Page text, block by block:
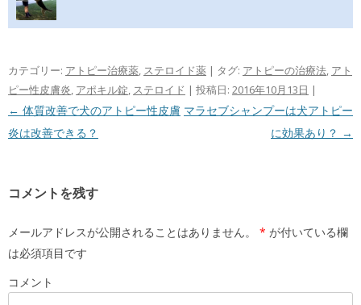
カテゴリー: アトピー治療薬, ステロイド薬 | タグ: アトピーの治療法, アト
ピー性皮膚炎, アポキル錠, ステロイド | 投稿日: 2016年10月13日 |
投稿ナビゲーション
← 体質改善で犬のアトピー性皮膚
炎は改善できる？
マラセブシャンプーは犬アトピー
に効果あり？ →
コメントを残す
メールアドレスが公開されることはありません。 * が付いている欄
は必須項目です
コメント